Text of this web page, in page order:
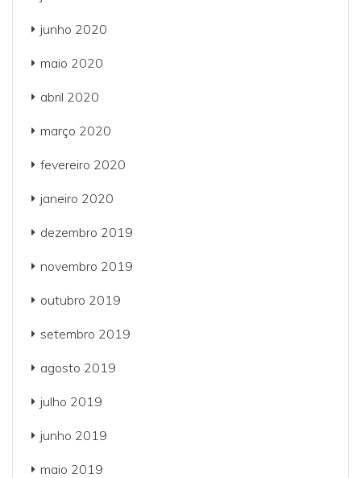
junho 2020
maio 2020
abril 2020
março 2020
fevereiro 2020
janeiro 2020
dezembro 2019
novembro 2019
outubro 2019
setembro 2019
agosto 2019
julho 2019
junho 2019
maio 2019